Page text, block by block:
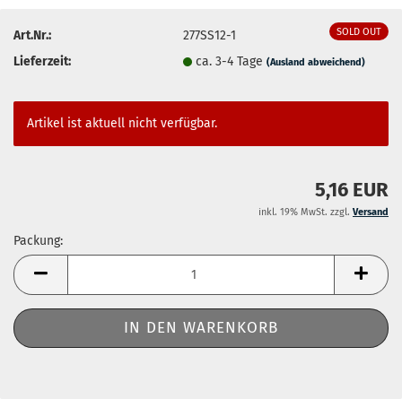
SOLD OUT
Art.Nr.:
277SS12-1
Lieferzeit:
ca. 3-4 Tage(Ausland abweichend)
Artikel ist aktuell nicht verfügbar.
5,16 EUR
inkl. 19% MwSt. zzgl. Versand
Packung:
Packung